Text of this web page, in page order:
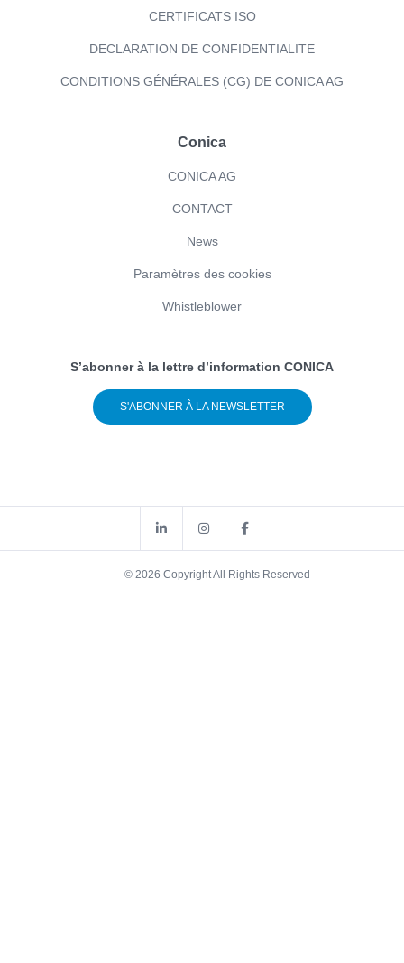
CERTIFICATS ISO
DECLARATION DE CONFIDENTIALITE
CONDITIONS GÉNÉRALES (CG) DE CONICA AG
Conica
CONICA AG
CONTACT
News
Paramètres des cookies
Whistleblower
S’abonner à la lettre d’information CONICA
S'ABONNER À LA NEWSLETTER
© 2026 Copyright All Rights Reserved